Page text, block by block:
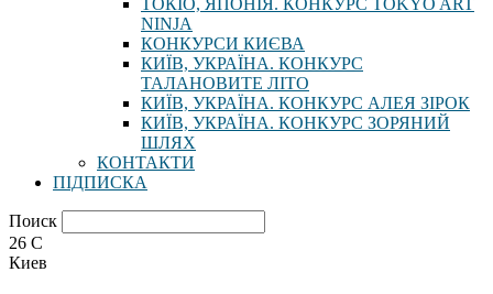
ТОКІО, ЯПОНІЯ. КОНКУРС TOKYO ART
NINJA
КОНКУРСИ КИЄВА
КИЇВ, УКРАЇНА. КОНКУРС
ТАЛАНОВИТЕ ЛІТО
КИЇВ, УКРАЇНА. КОНКУРС АЛЕЯ ЗІРОК
КИЇВ, УКРАЇНА. КОНКУРС ЗОРЯНИЙ
ШЛЯХ
КОНТАКТИ
ПІДПИСКА
Поиск
26 C
Киев